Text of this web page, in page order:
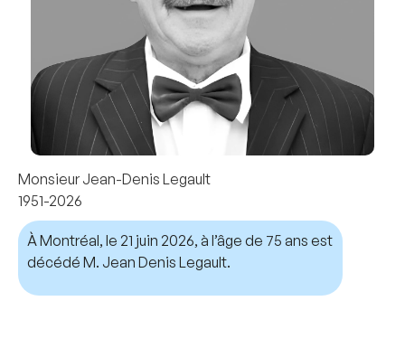
Monsieur Jean-Denis Legault
1951-2026
À Montréal, le 21 juin 2026, à l’âge de 75 ans est
décédé M. Jean Denis Legault.